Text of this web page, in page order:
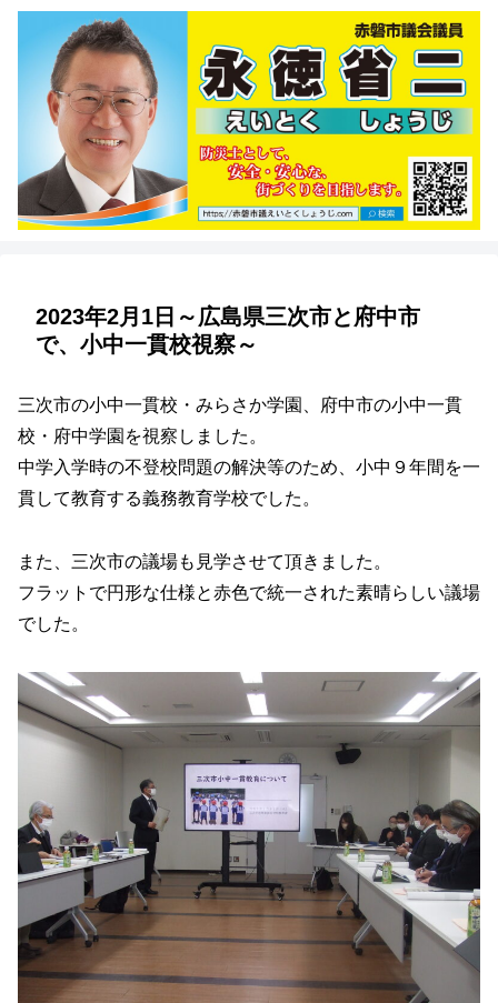
2023年2月1日～広島県三次市と府中市
で、小中一貫校視察～
三次市の小中一貫校・みらさか学園、府中市の小中一貫
校・府中学園を視察しました。
中学入学時の不登校問題の解決等のため、小中９年間を一
貫して教育する義務教育学校でした。
また、三次市の議場も見学させて頂きました。
フラットで円形な仕様と赤色で統一された素晴らしい議場
でした。